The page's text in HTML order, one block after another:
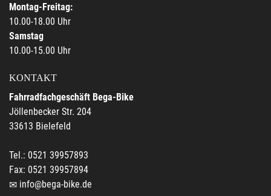
Montag-Freitag:
10.00-18.00 Uhr
Samstag
10.00-15.00 Uhr
KONTAKT
Fahrradfachgeschäft Bega-Bike
Jöllenbecker Str. 204
33613 Bielefeld
Tel.: 0521 39957893
Fax: 0521 39957894
info@bega-bike.de